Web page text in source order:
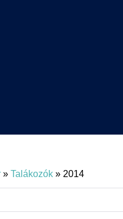
» Talákozók » 2014